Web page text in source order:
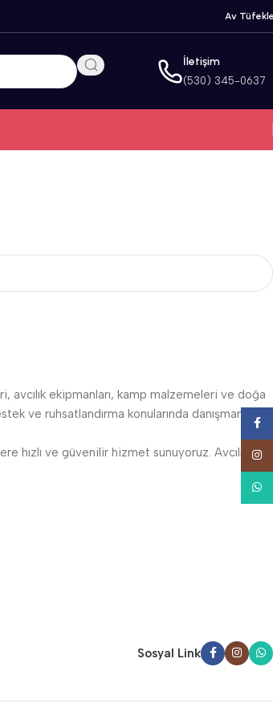
Av
İletişim
(530) 345-0637
avcılık ekipmanları, kamp malzemeleri ve doğa
ve ruhsatlandırma konularında danışmanlık
hızlı ve güvenilir hizmet sunuyoruz. Avcılıkta
Sosyal Link